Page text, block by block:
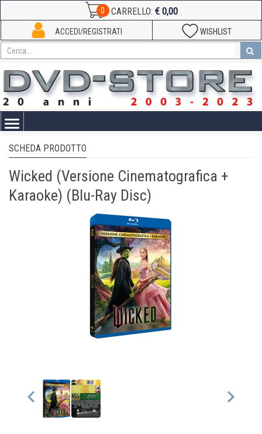
0 CARRELLO: € 0,00
WISHLIST
ACCEDI/REGISTRATI
Toggle
SCHEDA PRODOTTO
Wicked (Versione Cinematografica +
Karaoke) (Blu-Ray Disc)